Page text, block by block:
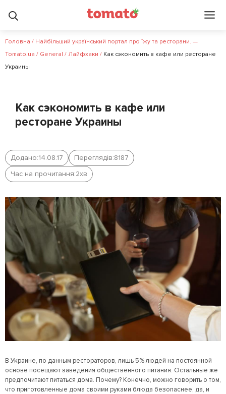
Головна / Найбільший український портал про їжу та ресторани. —
Tomato.ua / General / Лайфхаки / Как сэкономить в кафе или ресторане
Украины
Как сэкономить в кафе или
ресторане Украины
Додано:14.08.17 Переглядів:8187
Час на прочитання:2хв
В Украине, по данным рестораторов, лишь 5% людей на постоянной
основе посещают заведения общественного питания. Остальные же
предпочитают питаться дома. Почему? Конечно, можно говорить о том,
что приготовленные дома своими руками блюда безопаснее, да, и